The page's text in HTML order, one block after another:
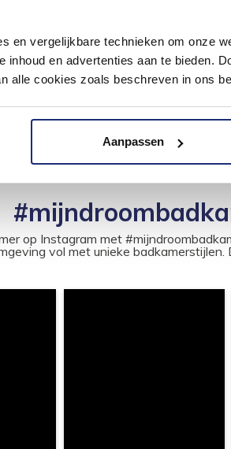
en vergelijkbare technieken om onze
inhoud en advertenties aan te bieden.
alle cookies zoals beschreven in ons
Aanpassen
Mat P/M²
54,14
44,74
op Instagram met
vol met unieke badkamerstijlen.